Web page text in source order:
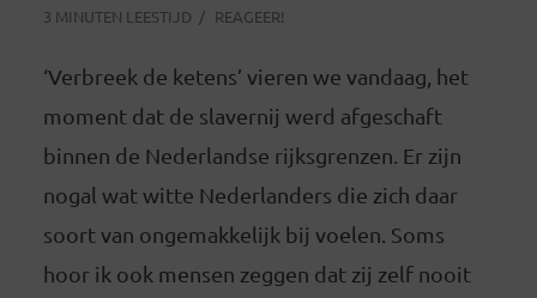
3 MINUTEN LEESTIJD
REAGEER!
‘Verbreek de ketens’ vieren we vandaag, het
moment dat de slavernij werd afgeschaft
binnen de Nederlandse rijksgrenzen. Er zijn
nogal wat witte Nederlanders die zich daar
soort van ongemakkelijk bij voelen. Soms
hoor ik ook mensen zeggen dat zij zelf nooit